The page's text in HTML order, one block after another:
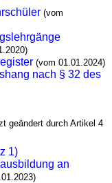
(vom
(vom 01.01.2024)
nach § 32 des
geändert durch Artikel 4
1)
an